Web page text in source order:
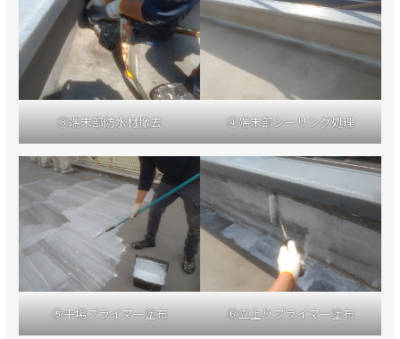
③端末部防水材撤去 ④端末部シーリング処理
⑤平場プライマー塗布 ⑥立上りプライマー塗布